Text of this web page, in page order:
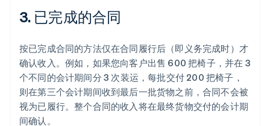
3. 已完成的合同
按已完成合同的方法仅在合同履行后（即义务完成时）才
确认收入。例如，如果您向客户出售 600 把椅子，并在 3
个不同的会计期间分 3 次装运，每批交付 200 把椅子，
则在第三个会计期间收到最后一批货物之前，合同不会被
视为已履行。整个合同的收入将在最终货物交付的会计期
间确认。